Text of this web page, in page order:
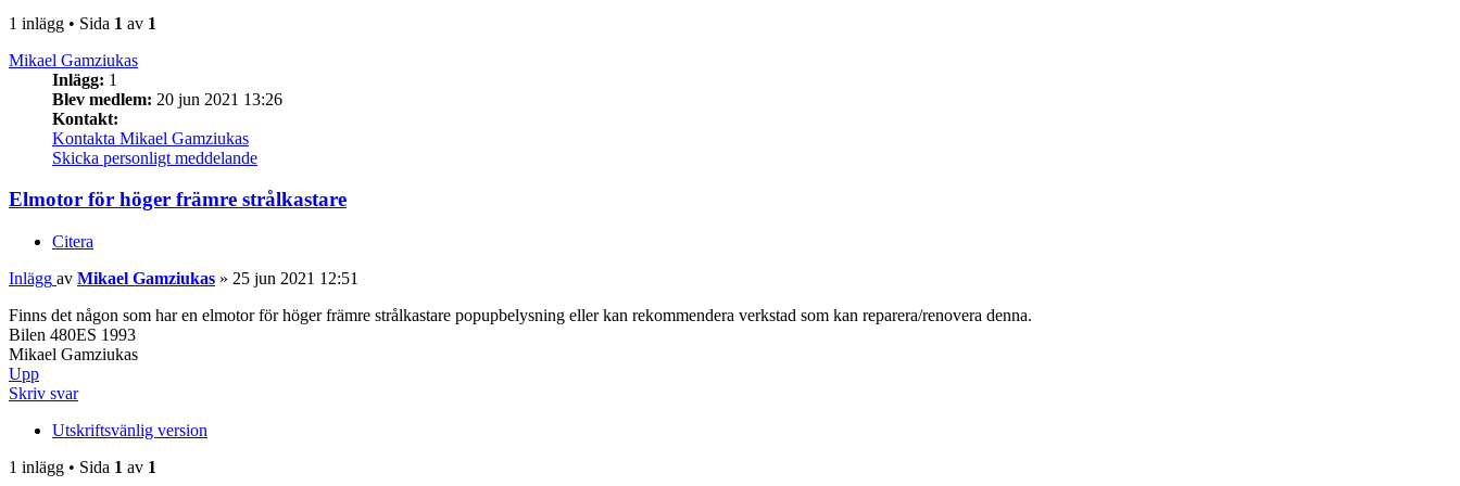
1 inlägg • Sida 1 av 1
Mikael Gamziukas
Inlägg: 1
Blev medlem: 20 jun 2021 13:26
Kontakt:
Kontakta Mikael Gamziukas
Skicka personligt meddelande
Elmotor för höger främre strålkastare
Citera
Inlägg av Mikael Gamziukas » 25 jun 2021 12:51
Finns det någon som har en elmotor för höger främre strålkastare popupbelysning eller kan rekommendera verkstad som kan reparera/renovera denna.
Bilen 480ES 1993
Mikael Gamziukas
Upp
Skriv svar
Utskriftsvänlig version
1 inlägg • Sida 1 av 1